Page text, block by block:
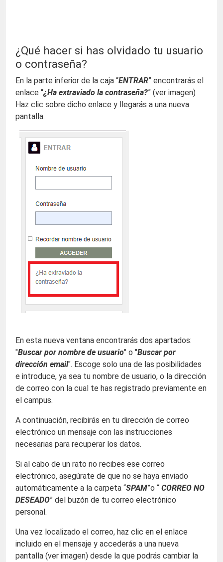
¿Qué hacer si has olvidado tu usuario
o contraseña?
En la parte inferior de la caja “ENTRAR” encontrarás el
enlace “¿Ha extraviado la contraseña?” (ver imagen)
Haz clic sobre dicho enlace y llegarás a una nueva
pantalla.
En esta nueva ventana encontrarás dos apartados:
"Buscar por nombre de usuario" o "Buscar por
dirección email". Escoge solo una de las posibilidades
e introduce, ya sea tu nombre de usuario, o la dirección
de correo con la cual te has registrado previamente en
el campus.
A continuación, recibirás en tu dirección de correo
electrónico un mensaje con las instrucciones
necesarias para recuperar los datos.
Si al cabo de un rato no recibes ese correo
electrónico, asegúrate de que no se haya enviado
automáticamente a la carpeta “SPAM”o “ CORREO NO
DESEADO” del buzón de tu correo electrónico
personal.
Una vez localizado el correo, haz clic en el enlace
incluido en el mensaje y accederás a una nueva
pantalla (ver imagen) desde la que podrás cambiar la